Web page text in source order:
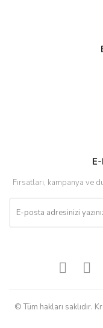
Fırsatları, kampanya ve
© Tüm hakları saklıdır.